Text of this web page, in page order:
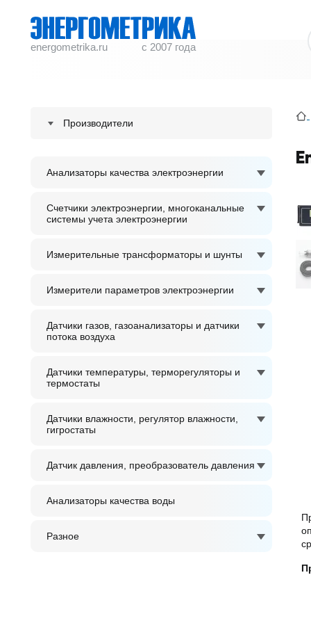
energometrika.ru с 2007 года
Производители
S plus S Regeltechnik GmbH
Анализаторы качества электроэнергии
Счетчики электроэнергии, многоканальные
системы учета электроэнергии
Измерительные трансформаторы и шунты
Измерители параметров электроэнергии
Датчики газов, газоанализаторы и датчики
потока воздуха
Датчики температуры, терморегуляторы и
термостаты
Датчики влажности, регулятор влажности,
гигростаты
Датчик давления, преобразователь давления
Анализаторы качества воды
Разное